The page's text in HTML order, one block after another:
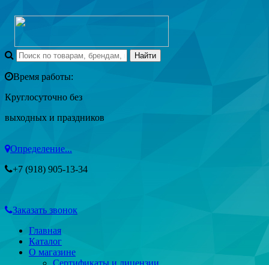
Время работы:
Круглосуточно без
выходных и праздников
Определение...
+7 (918) 905-13-34
Заказать звонок
Главная
Каталог
О магазине
Сертификаты и лицензии